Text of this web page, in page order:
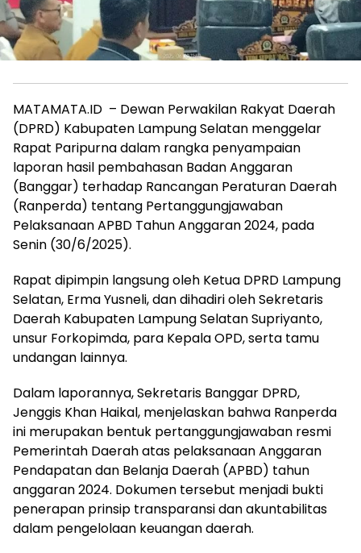
MATAMATA.ID – Dewan Perwakilan Rakyat Daerah
(DPRD) Kabupaten Lampung Selatan menggelar
Rapat Paripurna dalam rangka penyampaian
laporan hasil pembahasan Badan Anggaran
(Banggar) terhadap Rancangan Peraturan Daerah
(Ranperda) tentang Pertanggungjawaban
Pelaksanaan APBD Tahun Anggaran 2024, pada
Senin (30/6/2025).
Rapat dipimpin langsung oleh Ketua DPRD Lampung
Selatan, Erma Yusneli, dan dihadiri oleh Sekretaris
Daerah Kabupaten Lampung Selatan Supriyanto,
unsur Forkopimda, para Kepala OPD, serta tamu
undangan lainnya.
Dalam laporannya, Sekretaris Banggar DPRD,
Jenggis Khan Haikal, menjelaskan bahwa Ranperda
ini merupakan bentuk pertanggungjawaban resmi
Pemerintah Daerah atas pelaksanaan Anggaran
Pendapatan dan Belanja Daerah (APBD) tahun
anggaran 2024. Dokumen tersebut menjadi bukti
penerapan prinsip transparansi dan akuntabilitas
dalam pengelolaan keuangan daerah.